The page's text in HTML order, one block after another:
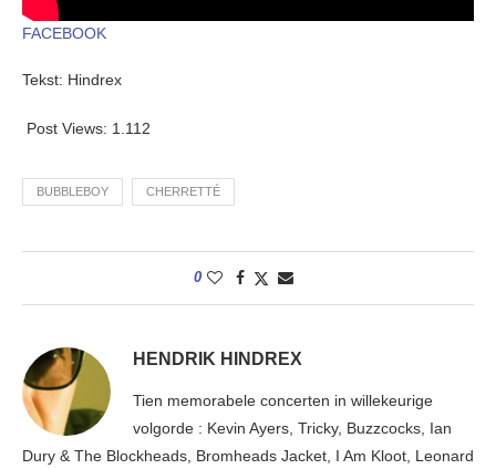
FACEBOOK
Tekst: Hindrex
Post Views: 1.112
BUBBLEBOY CHERRETTÉ
0
HENDRIK HINDREX
Tien memorabele concerten in willekeurige
volgorde : Kevin Ayers, Tricky, Buzzcocks, Ian
Dury & The Blockheads, Bromheads Jacket, I Am Kloot, Leonard